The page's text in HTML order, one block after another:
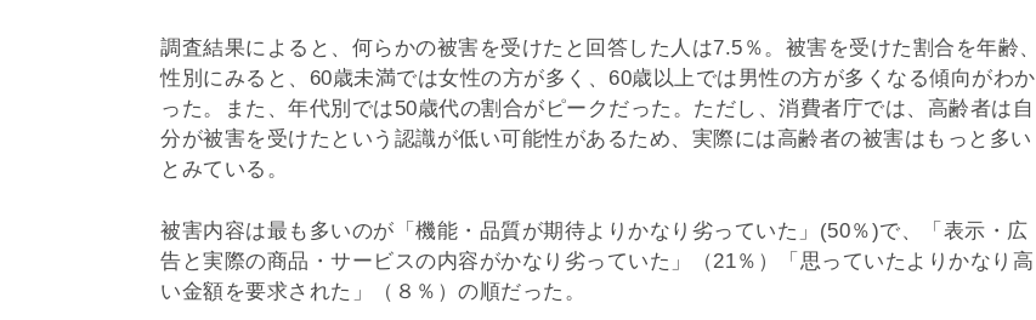
調査結果によると、何らかの被害を受けたと回答した人は7.5％。被害を受けた割合を年齢、
性別にみると、60歳未満では女性の方が多く、60歳以上では男性の方が多くなる傾向がわか
った。また、年代別では50歳代の割合がピークだった。ただし、消費者庁では、高齢者は自
分が被害を受けたという認識が低い可能性があるため、実際には高齢者の被害はもっと多い
とみている。
被害内容は最も多いのが「機能・品質が期待よりかなり劣っていた」(50％)で、「表示・広
告と実際の商品・サービスの内容がかなり劣っていた」（21％）「思っていたよりかなり高
い金額を要求された」（８％）の順だった。